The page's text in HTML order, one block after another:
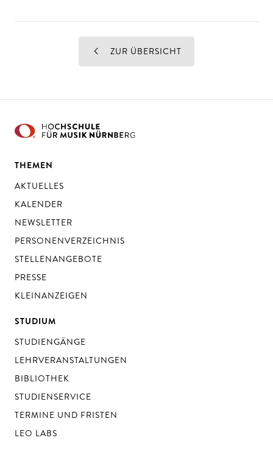
ZUR ÜBERSICHT
THEMEN
AKTUELLES
KALENDER
NEWSLETTER
PERSONENVERZEICHNIS
STELLENANGEBOTE
PRESSE
KLEINANZEIGEN
STUDIUM
STUDIENGÄNGE
LEHRVERANSTALTUNGEN
BIBLIOTHEK
STUDIENSERVICE
TERMINE UND FRISTEN
LEO LABS